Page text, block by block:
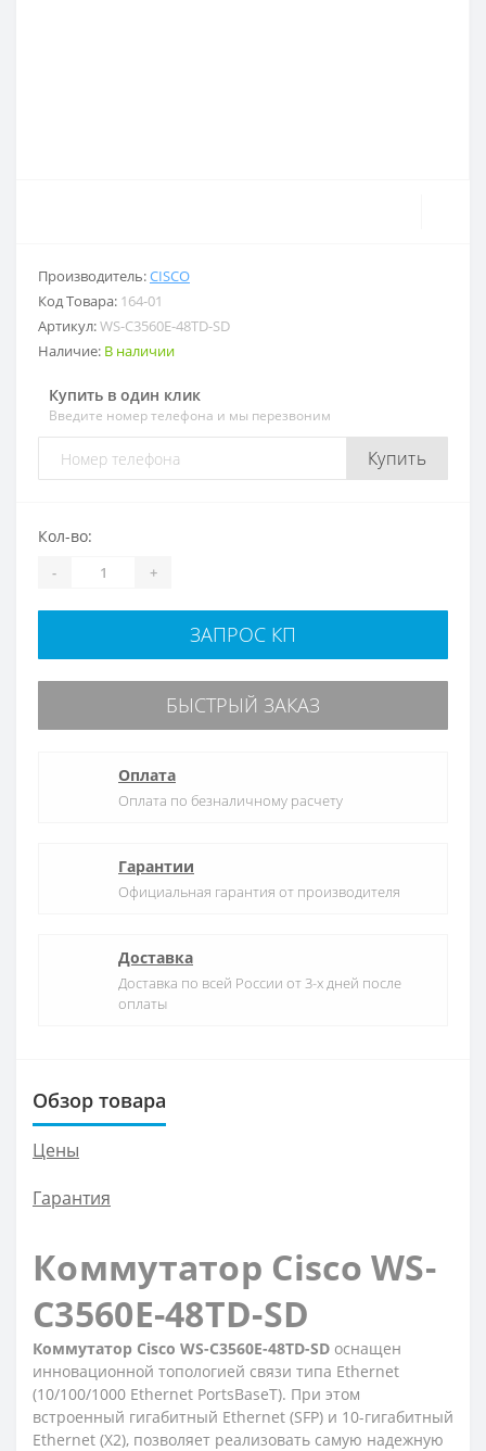
Производитель:CISCO
Код Товара: 164-01
Артикул:WS-C3560E-48TD-SD
Наличие: В наличии
Купить в один клик
Введите номер телефона и мы перезвоним
Купить
Кол-во:
- +
ЗАПРОС КП
БЫСТРЫЙ ЗАКАЗ
Оплата
Оплата по безналичному расчету
Гарантии
Официальная гарантия от производителя
Доставка
Доставка по всей России от 3-х дней после
оплаты
Обзор товара
Цены
Гарантия
Коммутатор Cisco WS-
C3560E-48TD-SD
Коммутатор Cisco WS-C3560E-48TD-SD оснащен
инновационной топологией связи типа Ethernet
(10/100/1000 Ethernet PortsBaseT). При этом
встроенный гигабитный Ethernet (SFP) и 10-гигабитный
Ethernet (X2), позволяет реализовать самую надежную